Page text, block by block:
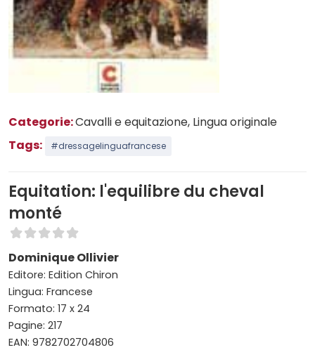
Categorie:Cavalli e equitazione, Lingua originale
Tags:
#dressagelinguafrancese
Equitation: l'equilibre du cheval
monté
Dominique Ollivier
Editore: Edition Chiron
Lingua: Francese
Formato: 17 x 24
Pagine: 217
EAN: 9782702704806